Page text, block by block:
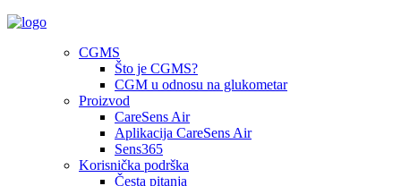
CGMS
Što je CGMS?
CGM u odnosu na glukometar
Proizvod
CareSens Air
Aplikacija CareSens Air
Sens365
Korisnička podrška
Česta pitanja